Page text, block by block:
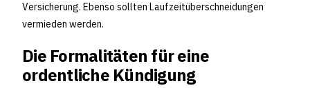
Versicherung. Ebenso sollten Laufzeitüberschneidungen
vermieden werden.
Die Formalitäten für eine
ordentliche Kündigung